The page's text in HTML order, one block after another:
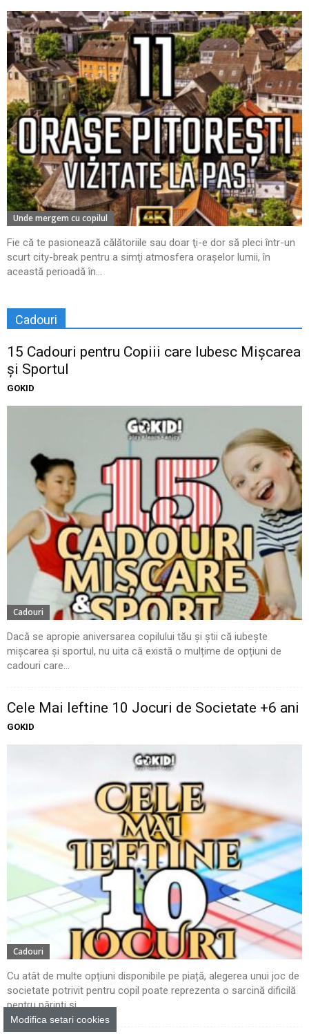
Unde mergem cu copilul
Fie că te pasionează călătoriile sau doar ţi-e dor să pleci într-un
scurt city-break pentru a simţi atmosfera oraşelor lumii, în
această perioadă în...
Cadouri
15 Cadouri pentru Copiii care Iubesc Mișcarea
și Sportul
GOKID
Cadouri
Dacă se apropie aniversarea copilului tău și știi că iubește
mișcarea și sportul, nu uita că există o mulțime de opțiuni de
cadouri care...
Cele Mai Ieftine 10 Jocuri de Societate +6 ani
GOKID
Cadouri
Cu atât de multe opțiuni disponibile pe piață, alegerea unui joc de
societate potrivit pentru copil poate reprezenta o sarcină dificilă
pentru părinți și...
Modifica setari cookies